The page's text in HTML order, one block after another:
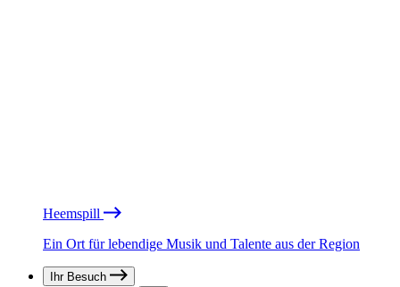
Heemspill
Ein Ort für lebendige Musik und Talente aus der Region
Ihr Besuch